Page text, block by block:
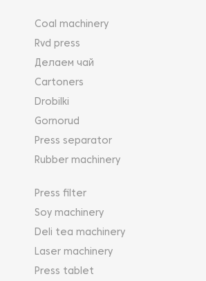
Coal machinery
Rvd press
Делаем чай
Cartoners
Drobilki
Gornorud
Press separator
Rubber machinery
Press filter
Soy machinery
Deli tea machinery
Laser machinery
Press tablet